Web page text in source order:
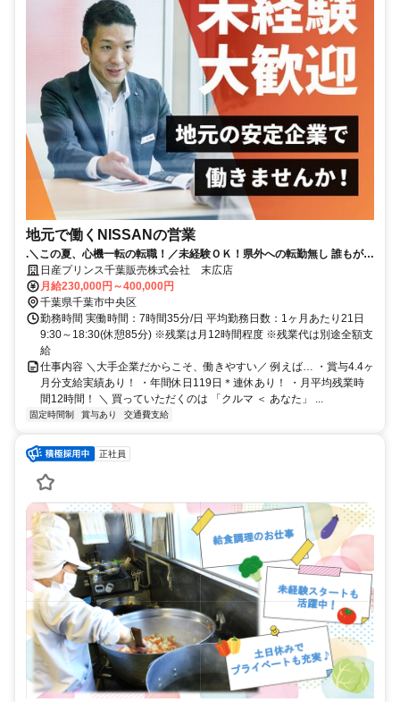
地元で働くNISSANの営業
.＼この夏、心機一転の転職！／未経験ＯＫ！県外への転勤無し 誰もが知
る安心な会社！賞与4.4か月支給！（昨年度実績）
日産プリンス千葉販売株式会社 末広店
月給230,000円～400,000円
千葉県千葉市中央区
勤務時間 実働時間：7時間35分/日 平均勤務日数：1ヶ月あたり21日
9:30～18:30(休憩85分) ※残業は月12時間程度 ※残業代は別途全額支
給
仕事内容 ＼大手企業だからこそ、働きやすい／ 例えば… ・賞与4.4ヶ
月分支給実績あり！ ・年間休日119日＊連休あり！ ・月平均残業時
間12時間！ ＼ 買っていただくのは 「クルマ ＜ あなた」 ...
固定時間制 賞与あり 交通費支給
正社員